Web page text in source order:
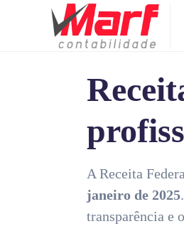
A Receita
janeiro de 2025
transparência e